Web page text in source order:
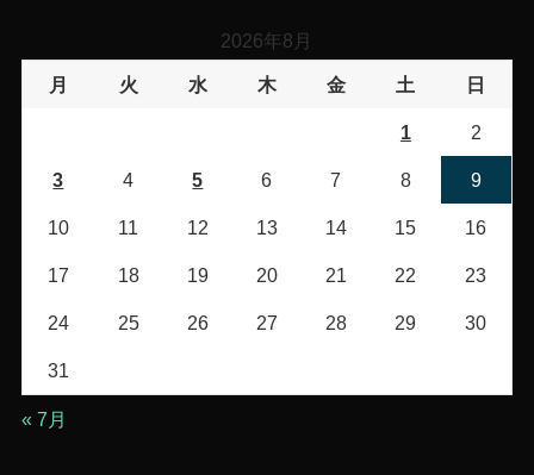
ー
2026年8月
月 火 水 木 金 土 日
1 2
3 4 5 6 7 8 9
10 11 12 13 14 15 16
17 18 19 20 21 22 23
24 25 26 27 28 29 30
31
« 7月